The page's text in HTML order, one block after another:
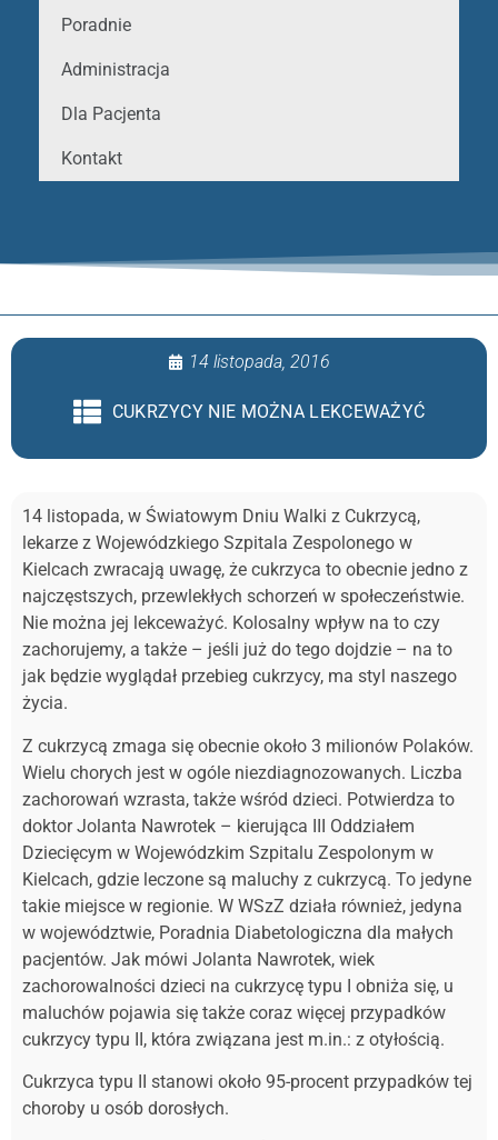
Poradnie
Administracja
Dla Pacjenta
Kontakt
14 listopada, 2016
CUKRZYCY NIE MOŻNA LEKCEWAŻYĆ
14 listopada, w Światowym Dniu Walki z Cukrzycą,
lekarze z Wojewódzkiego Szpitala Zespolonego w
Kielcach zwracają uwagę, że cukrzyca to obecnie jedno z
najczęstszych, przewlekłych schorzeń w społeczeństwie.
Nie można jej lekceważyć. Kolosalny wpływ na to czy
zachorujemy, a także – jeśli już do tego dojdzie – na to
jak będzie wyglądał przebieg cukrzycy, ma styl naszego
życia.
Z cukrzycą zmaga się obecnie około 3 milionów Polaków.
Wielu chorych jest w ogóle niezdiagnozowanych. Liczba
zachorowań wzrasta, także wśród dzieci. Potwierdza to
doktor Jolanta Nawrotek – kierująca III Oddziałem
Dziecięcym w Wojewódzkim Szpitalu Zespolonym w
Kielcach, gdzie leczone są maluchy z cukrzycą. To jedyne
takie miejsce w regionie. W WSzZ działa również, jedyna
w województwie, Poradnia Diabetologiczna dla małych
pacjentów. Jak mówi Jolanta Nawrotek, wiek
zachorowalności dzieci na cukrzycę typu I obniża się, u
maluchów pojawia się także coraz więcej przypadków
cukrzycy typu II, która związana jest m.in.: z otyłością.
Cukrzyca typu II stanowi około 95-procent przypadków tej
choroby u osób dorosłych.